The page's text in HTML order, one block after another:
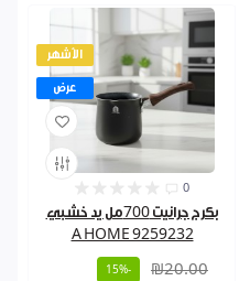
الأشهر
عرض
0
بكرج جرانيت 700مل يد خشبي
A HOME 9259232
₪20.00
-15%